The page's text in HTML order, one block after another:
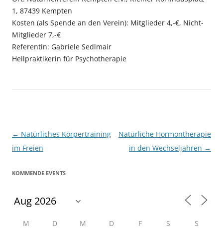
1, 87439 Kempten
Kosten (als Spende an den Verein): Mitglieder 4,-€, Nicht-
Mitglieder 7,-€
Referentin: Gabriele Sedlmair
Heilpraktikerin für Psychotherapie
Beitragsnavigation
← Natürliches Körpertraining
im Freien
Natürliche Hormontherapie
in den Wechseljahren →
KOMMENDE EVENTS
M D M D F S S